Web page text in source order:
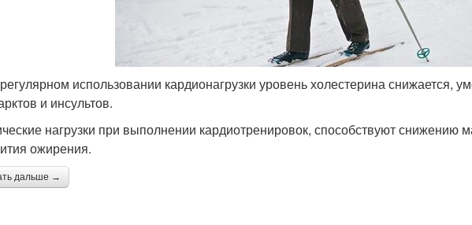
использовании кардионагрузки уровень холестерина снижается,
и инсультов.
нагрузки при выполнении кардиотренировок, способствуют снижению
ожирения.
дальше →